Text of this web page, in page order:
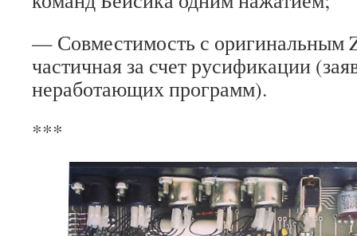
— Совместимость с оригинальным
частичная за счет русификации
неработающих программ).
***